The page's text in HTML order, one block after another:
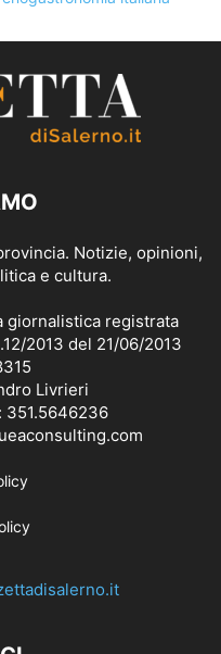
Notizie, opinioni,
e cultura.
giornalistica registrata
2013 del 21/06/2013
Livrieri
351.5646236